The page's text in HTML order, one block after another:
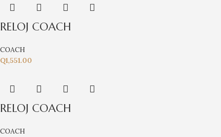
RELOJ COACH
COACH
Q1,551.00
RELOJ COACH
COACH